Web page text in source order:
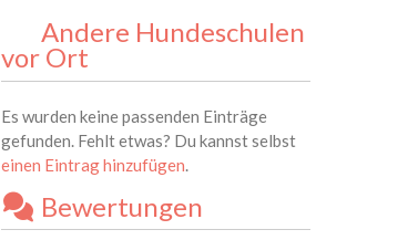
Andere Hundeschulen
vor Ort
Es wurden keine passenden Einträge
gefunden. Fehlt etwas? Du kannst selbst
einen Eintrag hinzufügen.
Bewertungen